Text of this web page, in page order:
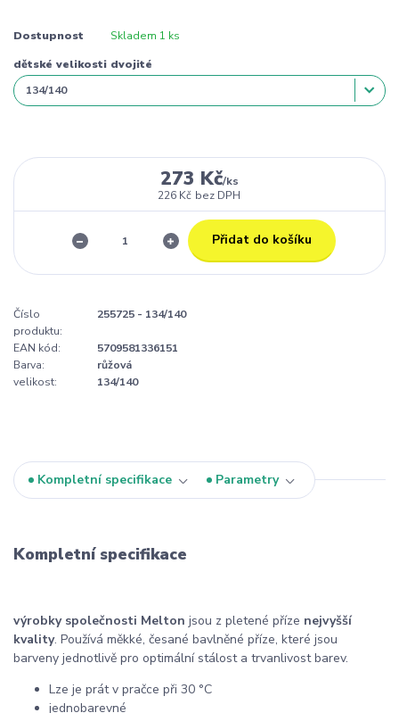
Dostupnost Skladem 1 ks
dětské velikosti dvojité
273 Kč/ks
226 Kč bez DPH
Přidat do košíku
Číslo
produktu:
255725 - 134/140
EAN kód:
5709581336151
Barva:
růžová
velikost:
134/140
Kompletní specifikace Parametry
Kompletní specifikace
výrobky společnosti Melton jsou z pletené příze nejvyšší
kvality. Používá měkké, česané bavlněné příze, které jsou
barveny jednotlivě pro optimální stálost a trvanlivost barev.
Lze je prát v pračce při 30 °C
jednobarevné